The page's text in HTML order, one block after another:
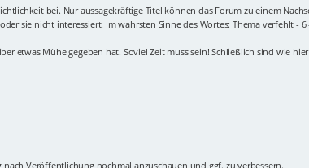
bei. Nur aussagekräftige Titel können das Forum zu einem
sie nicht interessiert. Im wahrsten Sinne des Wortes: Thema verfehlt - 6
etwas Mühe gegeben hat. Soviel Zeit muss sein! Schließlich sind wie
Veröffentlichung nochmal anzuschauen und ggf. zu verbessern.